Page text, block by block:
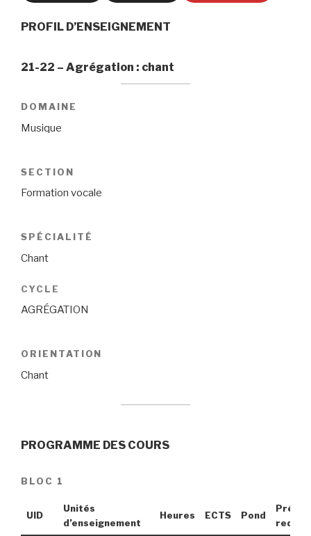
PROFIL D’ENSEIGNEMENT
21-22 – Agrégation : chant
DOMAINE
Musique
SECTION
Formation vocale
SPÉCIALITÉ
Chant
CYCLE
AGRÉGATION
ORIENTATION
Chant
PROGRAMME DES COURS
BLOC 1
UID
Unités
d’enseignement
Heures ECTS Pond
Pré-
requis